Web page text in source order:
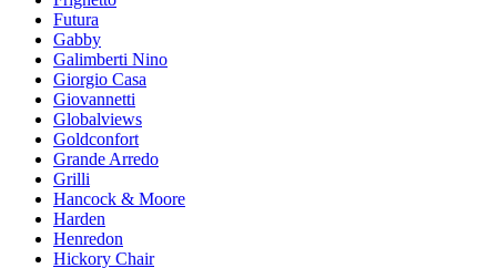
Futura
Gabby
Galimberti Nino
Giorgio Casa
Giovannetti
Globalviews
Goldconfort
Grande Arredo
Grilli
Hancock & Moore
Harden
Henredon
Hickory Chair